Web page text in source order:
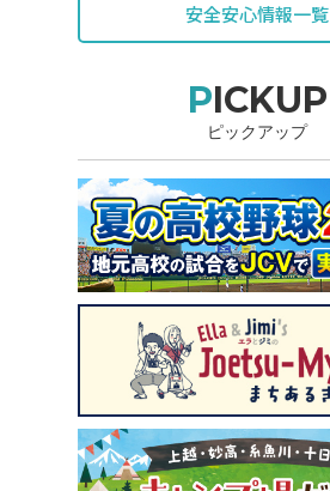
安全安心情報一覧
PICKUP
ピックアップ